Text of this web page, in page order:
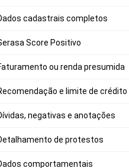
cadastrais completos
Score Positivo
ou renda presumida
e limite de crédito
negativas e anotações
de protestos
comportamentais